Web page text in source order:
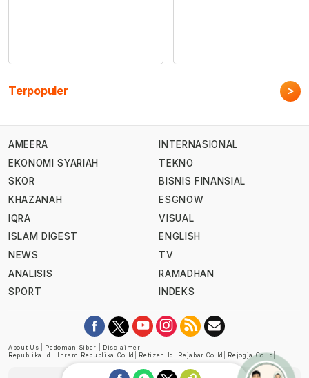
Terpopuler >
AMEERA
EKONOMI SYARIAH
SKOR
KHAZANAH
IQRA
ISLAM DIGEST
NEWS
ANALISIS
SPORT
INTERNASIONAL
TEKNO
BISNIS FINANSIAL
ESGNOW
VISUAL
ENGLISH
TV
RAMADHAN
INDEKS
About Us Pedoman Siber
Disclaimer
Republika.id
Ihram.republika.co.id Retizen.id Rejabar.co.id Rejogja.co.id|